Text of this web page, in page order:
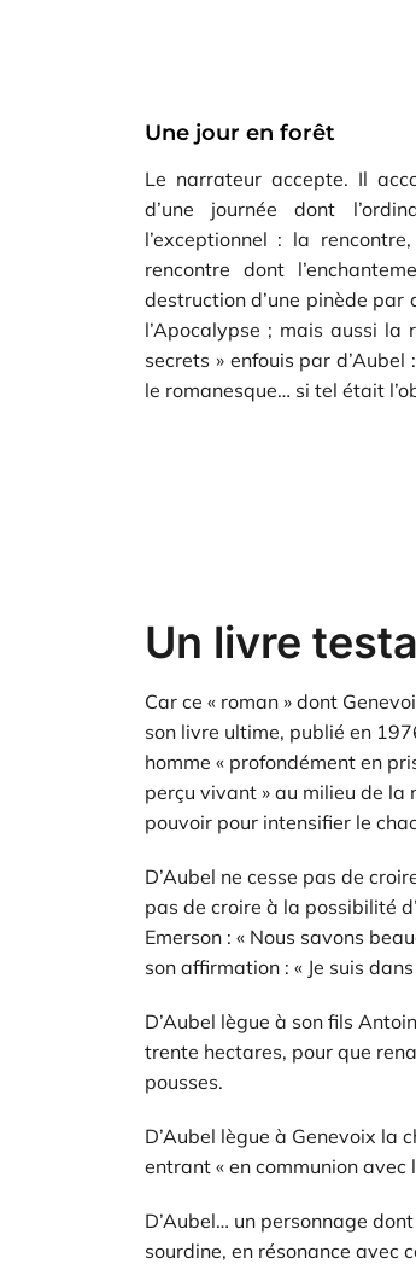
Une jour en forêt
Le narrateur accepte. Il
d’une journée dont
l’exceptionnel : la
rencontre dont
destruction d’une pinède
l’Apocalypse ; mais aussi
secrets » enfouis par
le romanesque… si tel était
Un livre
Car ce « roman » dont
son livre ultime, publié en
homme « profondément en
perçu vivant » au milieu de
pouvoir pour intensifier le
D’Aubel ne cesse pas de
pas de croire à la possibilité
Emerson : « Nous savons
son affirmation : « Je suis
D’Aubel lègue à son fils
trente hectares, pour que
pousses.
D’Aubel lègue à Genevoix la
entrant « en communion avec
D’Aubel… un personnage
sourdine, en résonance avec